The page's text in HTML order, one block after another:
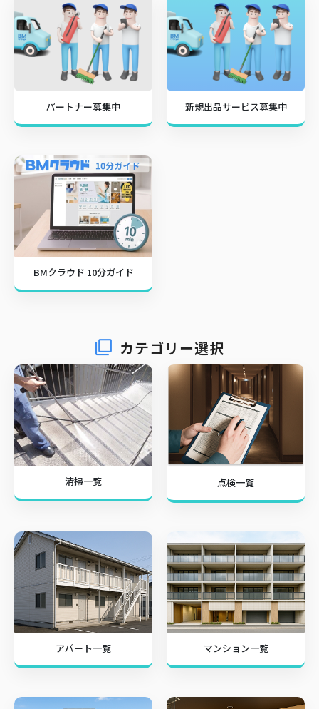
パートナー募集中 新規出品サービス募集中
BMクラウド 10分ガイド
カテゴリー選択
清掃一覧 点検一覧
アパート一覧 マンション一覧